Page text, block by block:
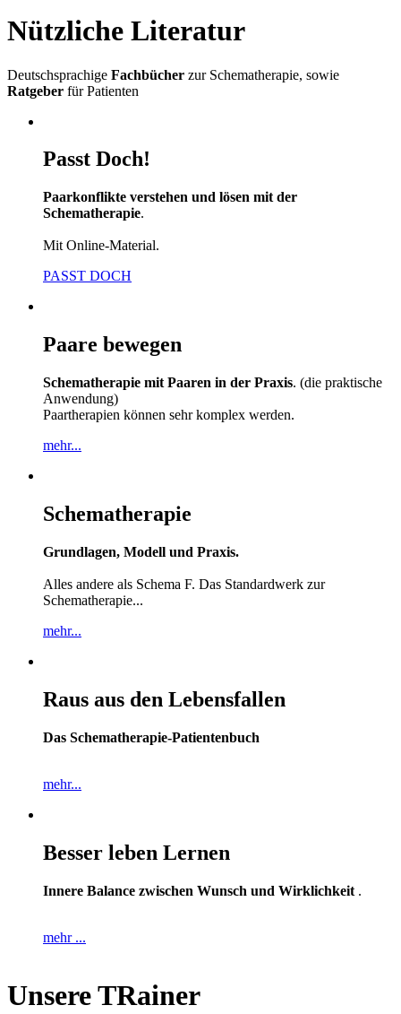
Nützliche Literatur
Deutschsprachige Fachbücher zur Schematherapie, sowie
Ratgeber für Patienten
Passt Doch!
Paarkonflikte verstehen und lösen mit der
Schematherapie.
Mit Online-Material.
PASST DOCH
Paare bewegen
Schematherapie mit Paaren in der Praxis. (die praktische
Anwendung)
Paartherapien können sehr komplex werden.
mehr...
Schematherapie
Grundlagen, Modell und Praxis.
Alles andere als Schema F. Das Standardwerk zur
Schematherapie...
mehr...
Raus aus den Lebensfallen
Das Schematherapie-Patientenbuch
mehr...
Besser leben Lernen
Innere Balance zwischen Wunsch und Wirklichkeit .
mehr ...
Unsere TRainer